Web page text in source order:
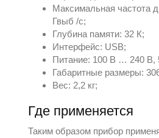
Максимальная частота
Гвыб /с;
Глубина памяти: 32 К;
Интерфейс: USB;
Питание: 100 В … 240 В,
Габаритные размеры:
Вес: 2,2 кг;
Где применяется
Таким образом прибор